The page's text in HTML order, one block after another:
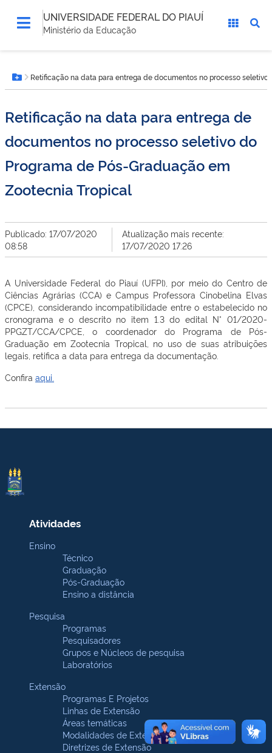
UNIVERSIDADE FEDERAL DO PIAUÍ
Ministério da Educação
está
aqui:Botão Menu
Retificação na data para entrega de documentos no processo
Retificação na data para entrega de
documentos no processo seletivo do
Programa de Pós-Graduação em
Zootecnia Tropical
Publicado: 17/07/2020
08:58
Atualização mais recente:
17/07/2020 17:26
A Universidade Federal do Piauí (UFPI), por meio do Centro de
Ciências Agrárias (CCA) e Campus Professora Cinobelina Elvas
(CPCE), considerando incompatibilidade entre o estabelecido no
cronograma e o descrito no item 1.3 do edital N° 01/2020-
PPGZT/CCA/CPCE, o coordenador do Programa de Pós-
Graduação em Zootecnia Tropical, no uso de suas atribuições
legais, retifica a data para entrega da documentação.
Confira aqui.
Atividades
Ensino
Técnico
Graduação
Pós-Graduação
Ensino a distância
Pesquisa
Programas
Pesquisadores
Grupos e Núcleos de pesquisa
Laboratórios
Extensão
Programas E Projetos
Linhas de Extensão
Áreas temáticas
Modalidades de Extensão
Diretrizes de Extensão